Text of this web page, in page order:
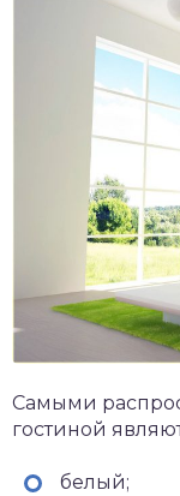
Самыми
гостиной
белый;